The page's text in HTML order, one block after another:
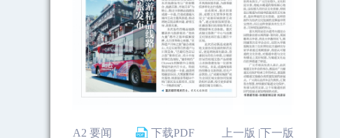
A2 要闻 下载PDF 下一版
上一版 |